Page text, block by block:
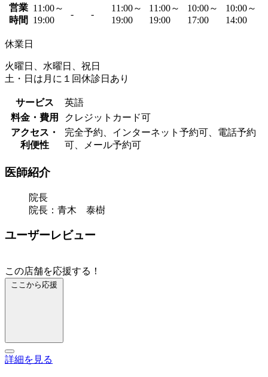
営業
時間
11:00～
19:00
- -
11:00～
19:00
11:00～
19:00
10:00～
17:00
10:00～
14:00
休業日
火曜日、水曜日、祝日
土・日は月に１回休診日あり
サービス
英語
料金・費用
クレジットカード可
アクセス・
利便性
完全予約、インターネット予約可、電話予約
可、メール予約可
医師紹介
院長
院長：青木 泰樹
ユーザーレビュー
この店舗を応援する！
ここから応援
詳細を見る